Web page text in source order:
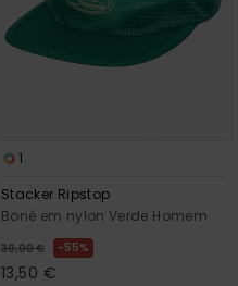
1
Stacker Ripstop
Boné em nylon Verde Homem
30,00 € 55%
13,50 €